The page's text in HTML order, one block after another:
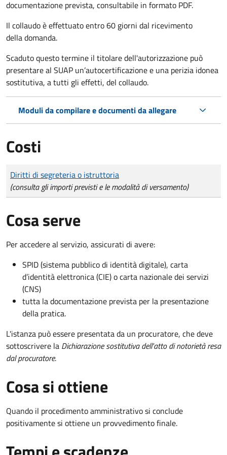
documentazione prevista, consultabile in formato PDF.
Il collaudo è effettuatoentro 60 giorni dal ricevimento
della domanda.
Scaduto questo termine il titolare dell'autorizzazione può
presentare al SUAP un’autocertificazione e una perizia idonea
sostitutiva, a tutti gli effetti, del collaudo.
Moduli da compilare e documenti da allegare
Costi
Tipo di pagamento
Importo
Diritti di segreteria o istruttoria
(consulta gli importi previsti e le modalità di versamento)
Cosa serve
Per accedere al servizio, assicurati di avere:
SPID (sistema pubblico di identità digitale), carta
d’identità elettronica (CIE) o carta nazionale dei servizi
(CNS)
tutta la documentazione prevista per la presentazione
della pratica.
L'istanza può essere presentata da un procuratore, che deve
sottoscrivere la Dichiarazione sostitutiva dell'atto di notorietà resa
dal procuratore.
Cosa si ottiene
Quando il procedimento amministrativo si conclude
positivamente si ottiene un provvedimento finale.